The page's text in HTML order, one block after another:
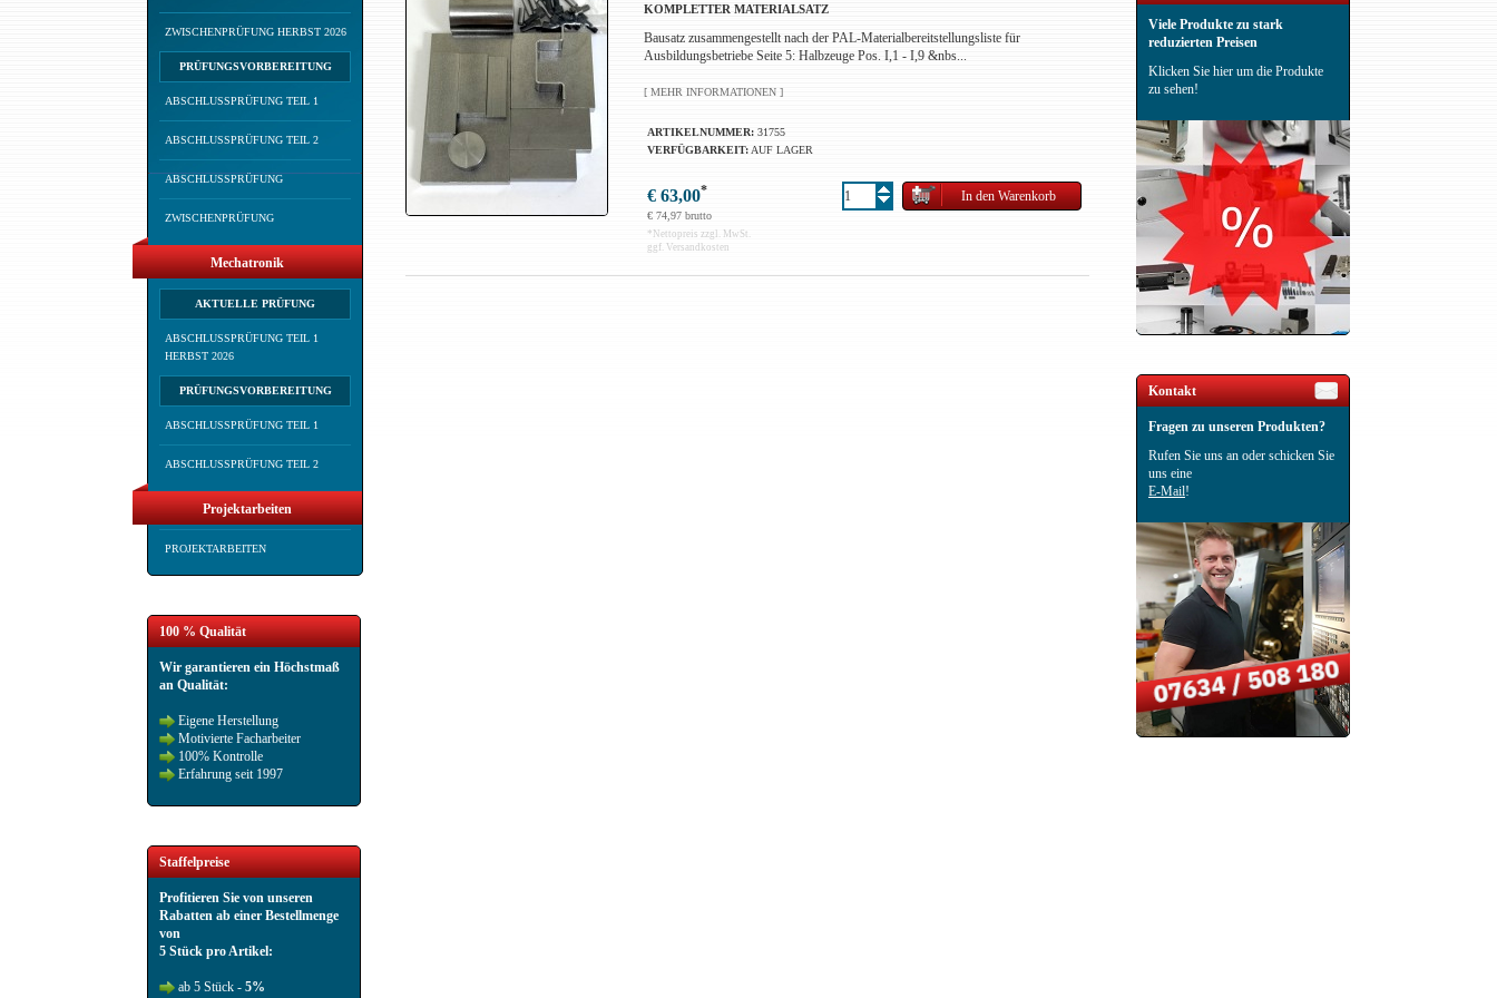
ZWISCHENPRÜFUNG HERBST 2026
PRÜFUNGSVORBEREITUNG
ABSCHLUSSPRÜFUNG TEIL 1
ABSCHLUSSPRÜFUNG TEIL 2
ABSCHLUSSPRÜFUNG
ZWISCHENPRÜFUNG
Mechatronik
AKTUELLE PRÜFUNG
ABSCHLUSSPRÜFUNG TEIL 1
HERBST 2026
PRÜFUNGSVORBEREITUNG
ABSCHLUSSPRÜFUNG TEIL 1
ABSCHLUSSPRÜFUNG TEIL 2
Projektarbeiten
PROJEKTARBEITEN
100 % Qualität
Wir garantieren ein Höchstmaß
an Qualität:
Eigene Herstellung
Motivierte Facharbeiter
100% Kontrolle
Erfahrung seit 1997
Staffelpreise
Profitieren Sie von unseren
Rabatten ab einer Bestellmenge
von
5 Stück pro Artikel:
ab 5 Stück - 5%
KOMPLETTER MATERIALSATZ
Bausatz zusammengestellt nach der PAL-Materialbereitstellungsliste für
Ausbildungsbetriebe Seite 5: Halbzeuge Pos. I,1 - I,9 &nbs...
[ MEHR INFORMATIONEN ]
ARTIKELNUMMER: 31755
VERFÜGBARKEIT: AUF LAGER
€ 63,00*
€ 74,97 brutto
* Nettopreis zzgl. MwSt.
ggf. Versandkosten
Viele Produkte zu stark
reduzierten Preisen
Klicken Sie hier um die Produkte
zu sehen!
Kontakt
Fragen zu unseren Produkten?
Rufen Sie uns an oder schicken Sie
uns eine
E-Mail!